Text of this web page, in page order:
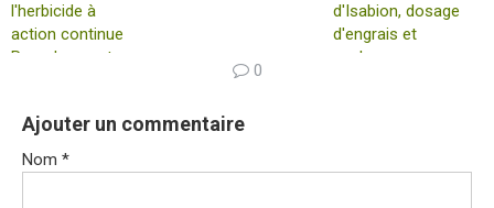
l'herbicide à
action continue
Roundup contre
comment les
diluer
correctement
d'Isabion, dosage
d'engrais et
analogues
0
Ajouter un commentaire
Nom *